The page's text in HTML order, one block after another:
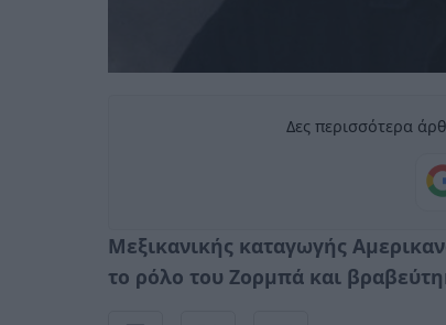
Δες περισσότερα
Μεξικανικής καταγωγής
το ρόλο του Ζορμπά και